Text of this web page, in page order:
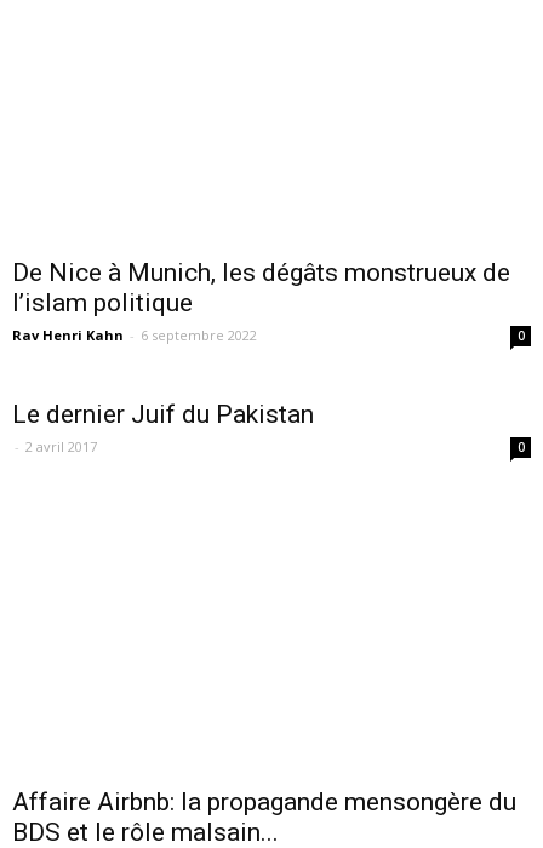
De Nice à Munich, les dégâts monstrueux de
l’islam politique
Rav Henri Kahn - 6 septembre 2022 0
Le dernier Juif du Pakistan
- 2 avril 2017 0
Affaire Airbnb: la propagande mensongère du
BDS et le rôle malsain...